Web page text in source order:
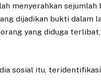
menyerahkan sejumlah
dijadikan bukti dalam
yang diduga
sosial itu,